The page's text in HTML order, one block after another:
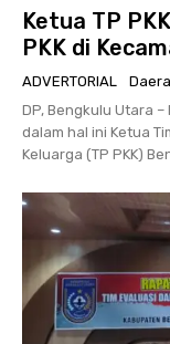
Ketua TP
PKK di
ADVERTORIAL
DP, Bengkulu Utara
dalam hal ini Ketua
Keluarga (TP PKK)